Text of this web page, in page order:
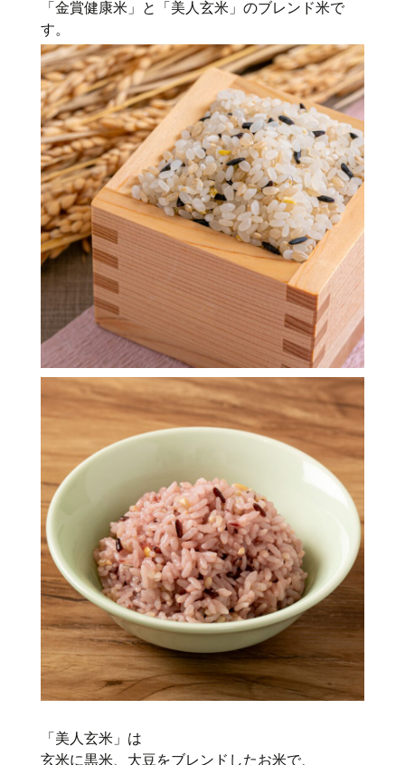
「金賞健康米」と「美人玄米」のブレンド米で
す。
「美人玄米」は
玄米に黒米、大豆をブレンドしたお米で、